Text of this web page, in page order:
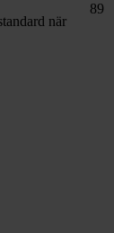
den
av
när
89